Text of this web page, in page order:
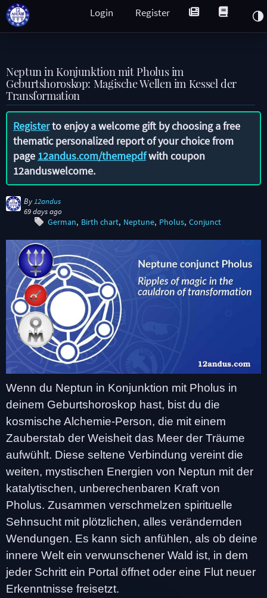
Register
Login
Neptun in Konjunktion mit Pholus im
Geburtshoroskop: Magische Wellen im Kessel der
Transformation
Registerto enjoy a welcome gift by choosing a free
thematic personalized report of your choice from
page 12andus.com/themepdfwith coupon
12anduswelcome.
By 12andus
69 days ago
German Birth chart Neptune Pholus Conjunct
Wenn du Neptun in Konjunktion mit Pholus in
deinem Geburtshoroskop hast, bist du die
kosmische Alchemie-Person, die mit einem
Zauberstab der Weisheit das Meer der Träume
aufwühlt. Diese seltene Verbindung vereint die
weiten, mystischen Energien von Neptun mit der
katalytischen, unberechenbaren Kraft von
Pholus. Zusammen verschmelzen spirituelle
Sehnsucht mit plötzlichen, alles verändernden
Wendungen. Es kann sich anfühlen, als ob deine
innere Welt ein verwunschener Wald ist, in dem
jeder Schritt ein Portal öffnet oder eine Flut neuer
Erkenntnisse freisetzt.